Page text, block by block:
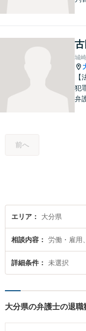
城
犯
弁
前へ
エリア 大分県
相談内容 労働・雇用
詳細条件 未選択
大分県の弁護士の退